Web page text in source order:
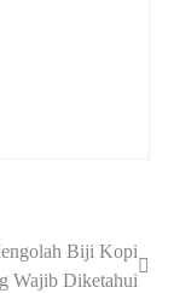
Biji Kopi
Wajib Diketahui